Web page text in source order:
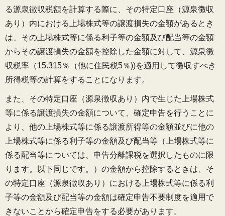
る源泉徴収税額を計算する際に、その特定口座（源泉徴収
あり）内における上場株式等の譲渡損失の金額があるとき
は、その上場株式等に係る利子等の金額及び配当等の金額
からその譲渡損失の金額を控除した金額に対して、源泉徴
収税率（15.315％（他に住民税5％))を適用して徴収すべき
所得税等の計算をすることになります。
また、その特定口座（源泉徴収あり）内で生じた上場株式
等に係る譲渡損失の金額について、確定申告を行うことに
より、他の上場株式等に係る譲渡所得等の金額並びに他の
上場株式等に係る利子等の金額及び配当等（上場株式等に
係る配当等については、申告分離課税を選択したものに限
ります。以下同じです。）の金額から控除するときは、そ
の特定口座（源泉徴収あり）における上場株式等に係る利
子等の金額及び配当等の金額は確定申告不要制度を適用で
きないことから確定申告をする必要があります。